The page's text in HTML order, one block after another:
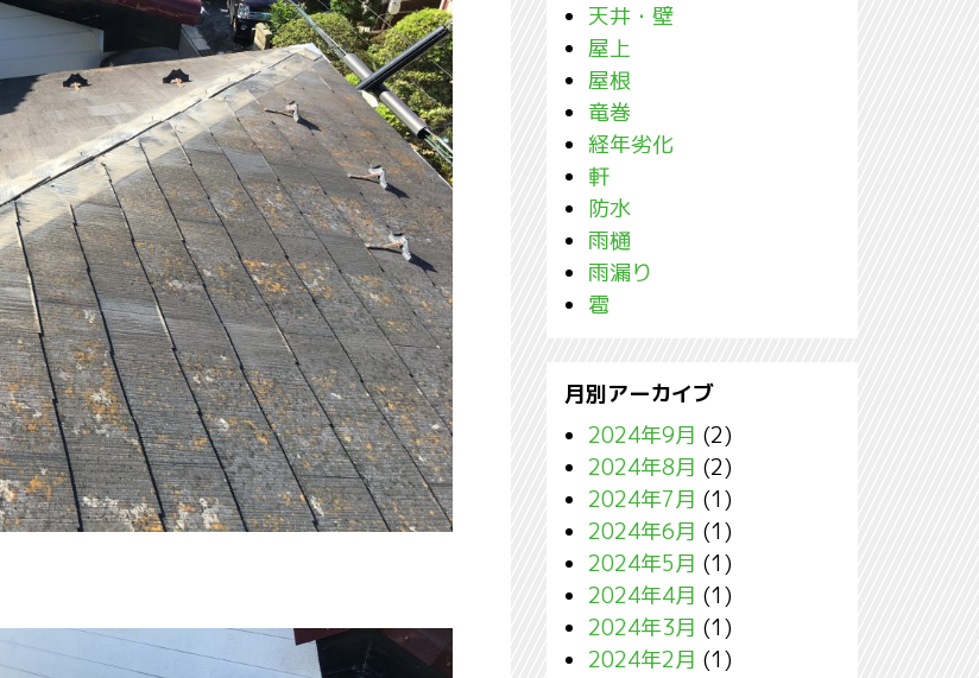
天井・壁
屋上
屋根
竜巻
経年劣化
軒
防水
雨樋
雨漏り
雹
月別アーカイブ
2024年9月 (2)
2024年8月 (2)
2024年7月 (1)
2024年6月 (1)
2024年5月 (1)
2024年4月 (1)
2024年3月 (1)
2024年2月 (1)